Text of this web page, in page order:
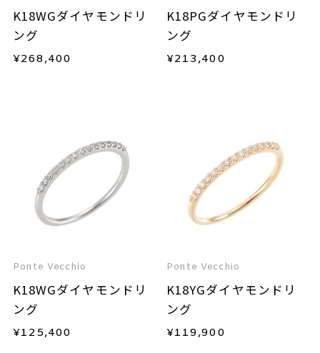
K18WGダイヤモンドリ
ング
¥268,400
K18PGダイヤモンドリ
ング
¥213,400
Ponte Vecchio
K18WGダイヤモンドリ
ング
¥125,400
Ponte Vecchio
K18YGダイヤモンドリ
ング
¥119,900